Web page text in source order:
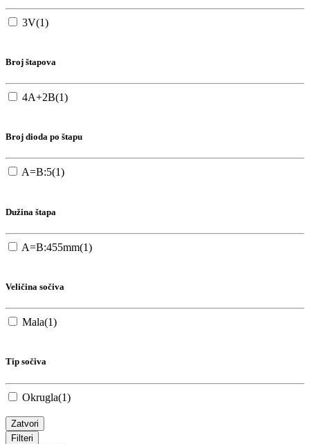
3V(1)
Broj štapova
4A+2B(1)
Broj dioda po štapu
A=B:5(1)
Dužina štapa
A=B:455mm(1)
Veličina sočiva
Mala(1)
Tip sočiva
Okrugla(1)
Zatvori
Filteri